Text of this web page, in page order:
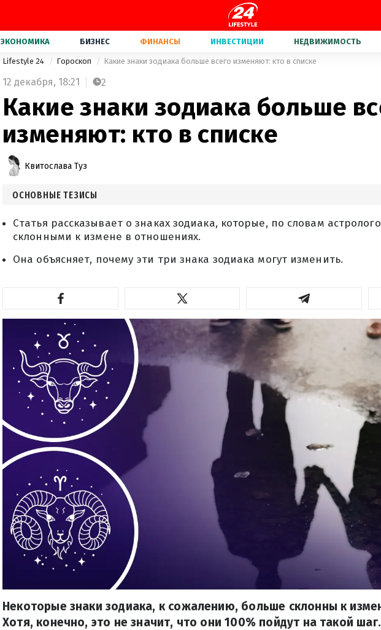
ЭКОНОМИКА БИЗНЕС ФИНАНСЫ ИНВЕСТИЦИИ НЕДВИЖИМОСТЬ
Lifestyle 24 Гороскоп Какие знаки зодиака больше всего изменяют: кто в списке
12 декабря, 18:21 2
Какие знаки зодиака больше
изменяют: кто в списке
Квитослава Туз
ОСНОВНЫЕ ТЕЗИСЫ
Статья рассказывает о знаках зодиака, которые, по словам
склонными к измене в отношениях.
Она объясняет, почему эти три знака зодиака могут изменить.
Некоторые знаки зодиака, к сожалению, больше склонны к
Хотя, конечно, это не значит, что они 100% пойдут на такой шаг.